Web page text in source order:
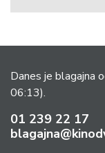
Danes je blagajna
06:13).
01 239 22 17